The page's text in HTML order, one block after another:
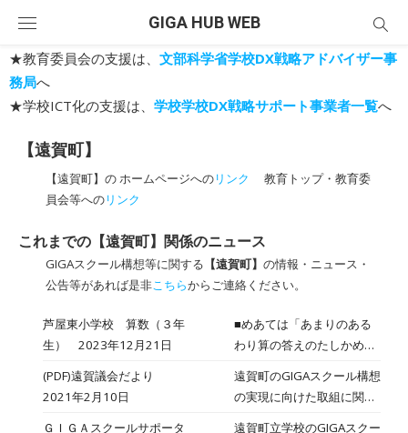
content
GIGA HUB WEB
★教育委員会の支援は、 文部科学省学校DX戦略アドバイザー事
務局へ
★学校ICT化の支援は、 学校学校DX戦略サポート事業者一覧へ
【遠賀町】
【遠賀町】の ホームページへのリンク
教育トップ・教育委
員会等へのリンク
これまでの【遠賀町】関係のニュース
GIGAスクール構想等に関する 【遠賀町】 の情報・ニュース・
公告等があれば是非こちらからご連絡ください。
芦屋東小学校 算数（３年
生） 2023年12月21日
■めあては「あまりのある
わり算の答えのたしかめ方
が発表ﾉｰﾄに問題「ｸｯｷｰが
26こあります。1ふくろに
4こずつ入れると、何ふく
(PDF)遠賀議会だより
2021年2月10日
遠賀町のGIGAスクール構想
の実現に向けた取組に関す
ＧＩＧＡスクールサポータ
遠賀町立学校のGIGAスクー